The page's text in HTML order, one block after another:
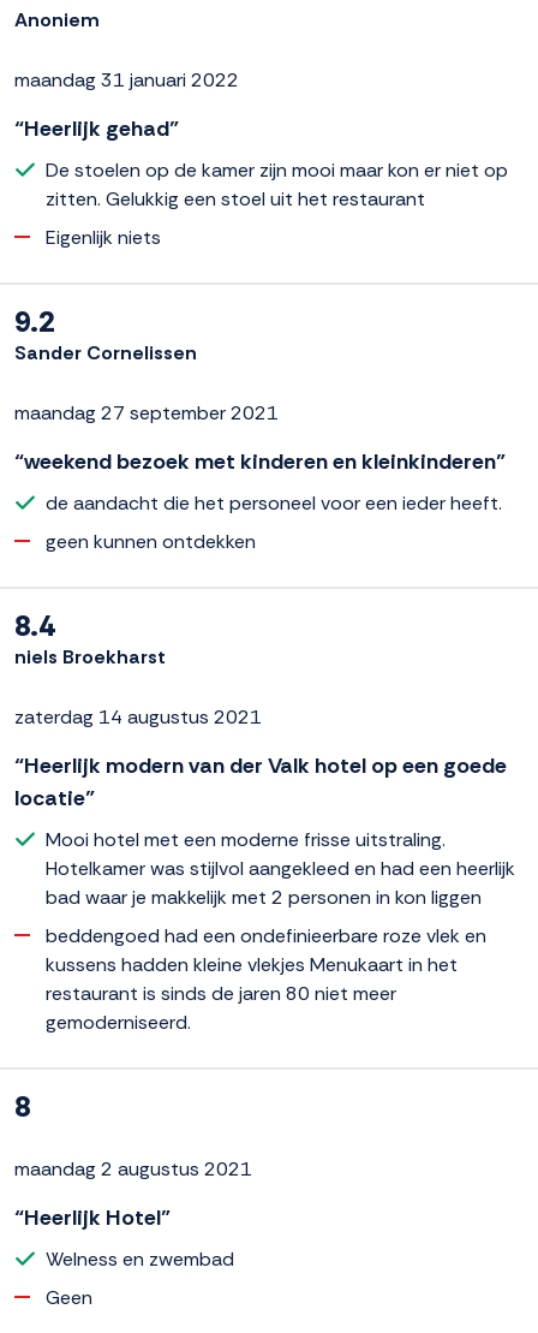
Anoniem
maandag 31 januari 2022
“Heerlijk gehad”
De stoelen op de kamer zijn mooi maar kon er niet op
zitten. Gelukkig een stoel uit het restaurant
Eigenlijk niets
9.2
Sander Cornelissen
maandag 27 september 2021
“weekend bezoek met kinderen en kleinkinderen”
de aandacht die het personeel voor een ieder heeft.
geen kunnen ontdekken
8.4
niels Broekharst
zaterdag 14 augustus 2021
“Heerlijk modern van der Valk hotel op een goede
locatie”
Mooi hotel met een moderne frisse uitstraling.
Hotelkamer was stijlvol aangekleed en had een heerlijk
bad waar je makkelijk met 2 personen in kon liggen
beddengoed had een ondefinieerbare roze vlek en
kussens hadden kleine vlekjes Menukaart in het
restaurant is sinds de jaren 80 niet meer
gemoderniseerd.
8
maandag 2 augustus 2021
“Heerlijk Hotel”
Welness en zwembad
Geen